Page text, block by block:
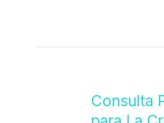
Consulta
Consulta
Pediátrica
en